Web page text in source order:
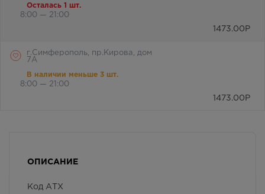
Осталась 1 шт.
8:00 — 21:00
1473.00 Р
г.Симферополь, пр.Кирова, дом
7А
В наличии меньше 3 шт.
8:00 — 21:00
1473.00 Р
ОПИСАНИЕ
Код АТХ